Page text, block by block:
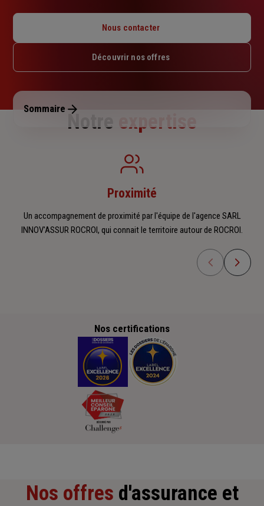
Mardi : 09h – 12h / 14h – 17h30
Jeudi : 09h – 12h / 14h – 17h30
Dimanche : Fermé
Nous contacter
Découvrir nos offres
Sommaire
Notre expertise
Proximité
Un accompagnement de proximité par l'équipe de l'agence SARL
INNOV'ASSUR ROCROI, qui connait le territoire autour de ROCROI.
Nos certifications
Nos offres d'assurance et